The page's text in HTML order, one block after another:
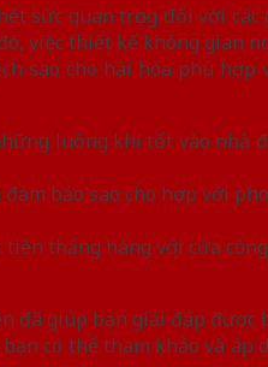
sức quan trọng đối với
việc thiết kế không gian
sao cho hài hòa phù
luồng khí tốt vào
bảo sao cho hợp với
thẳng hàng với cửa
đã giúp bạn giải đáp
có thể tham khảo và